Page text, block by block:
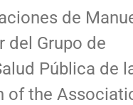
de
del Grupo de
Pública de
of the